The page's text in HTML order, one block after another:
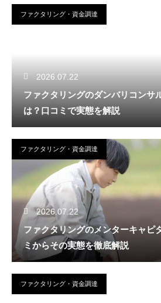
ファクタリング・資金調達
2026.07.22
ファクタリングのダンバリコンサ
は？口コミで実態を解説
ファクタリング・資金調達
2026.07.22
ファクタリングのメンターキャピ
ミからその実態を徹底解説
ファクタリング・資金調達